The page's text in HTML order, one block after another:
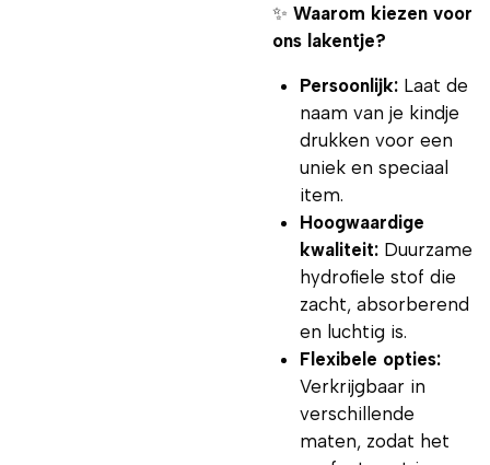
✨ Waarom kiezen voor
ons lakentje?
Persoonlijk: Laat de
naam van je kindje
drukken voor een
uniek en speciaal
item.
Hoogwaardige
kwaliteit: Duurzame
hydrofiele stof die
zacht, absorberend
en luchtig is.
Flexibele opties:
Verkrijgbaar in
verschillende
maten, zodat het